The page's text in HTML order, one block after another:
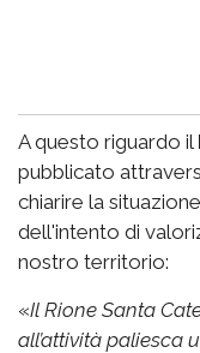
A questo riguardo il
pubblicato
chiarire la
dell'intento di
nostro territorio:
«Il Rione Santa
all’attività paliesca